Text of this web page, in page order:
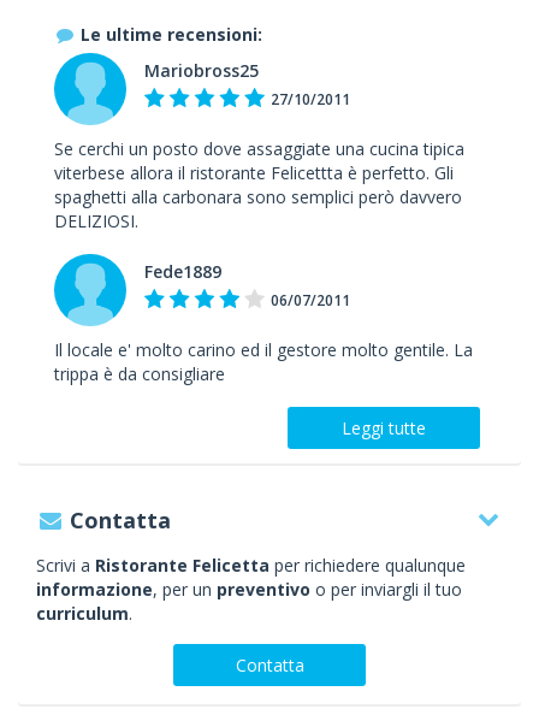
Le ultime recensioni:
Mariobross25
27/10/2011
Se cerchi un posto dove assaggiate una cucina tipica
viterbese allora il ristorante Felicettta è perfetto. Gli
spaghetti alla carbonara sono semplici però davvero
DELIZIOSI.
Fede1889
06/07/2011
Il locale e' molto carino ed il gestore molto gentile. La
trippa è da consigliare
Leggi tutte
Contatta
Scrivi a Ristorante Felicetta per richiedere qualunque
informazione, per un preventivo o per inviargli il tuo
curriculum.
Contatta